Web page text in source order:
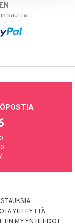
kautta
YHTEYTTÄ
MYYNTIEHDOT